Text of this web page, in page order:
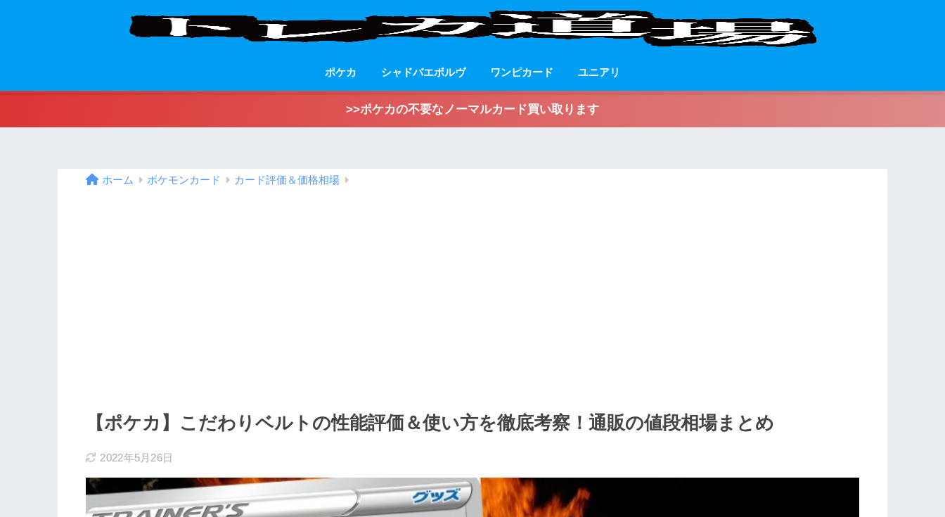
ポケカ シャドバエボルヴ ワンピカード ユニアリ
>>ポケカの不要なノーマルカード買い取ります
ホーム ポケモンカード カード評価＆価格相場
【ポケカ】こだわりベルトの性能評価＆使い方を徹底考察！通販の値段相場まとめ
2022年5月26日